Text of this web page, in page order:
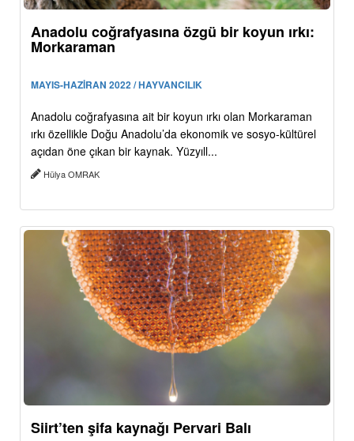
Anadolu coğrafyasına özgü bir koyun ırkı:
Morkaraman
MAYIS-HAZİRAN 2022 / HAYVANCILIK
Anadolu coğrafyasına ait bir koyun ırkı olan Morkaraman
ırkı özellikle Doğu Anadolu’da ekonomik ve sosyo-kültürel
açıdan öne çıkan bir kaynak. Yüzyıll...
Hülya OMRAK
Siirt’ten şifa kaynağı Pervari Balı